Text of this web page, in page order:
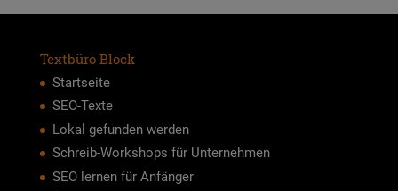
Textbüro Block
Startseite
SEO-Texte
Lokal gefunden werden
Schreib-Workshops für Unternehmen
SEO lernen für Anfänger